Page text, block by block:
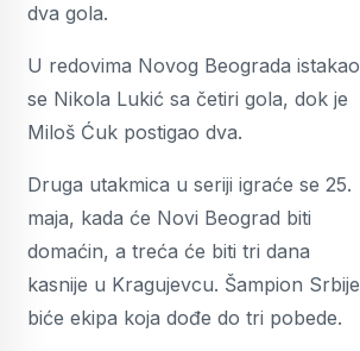
dva gola.
U redovima Novog Beograda istakao
se Nikola Lukić sa četiri gola, dok je
Miloš Ćuk postigao dva.
Druga utakmica u seriji igraće se 25.
maja, kada će Novi Beograd biti
domaćin, a treća će biti tri dana
kasnije u Kragujevcu. Šampion Srbije
biće ekipa koja dođe do tri pobede.